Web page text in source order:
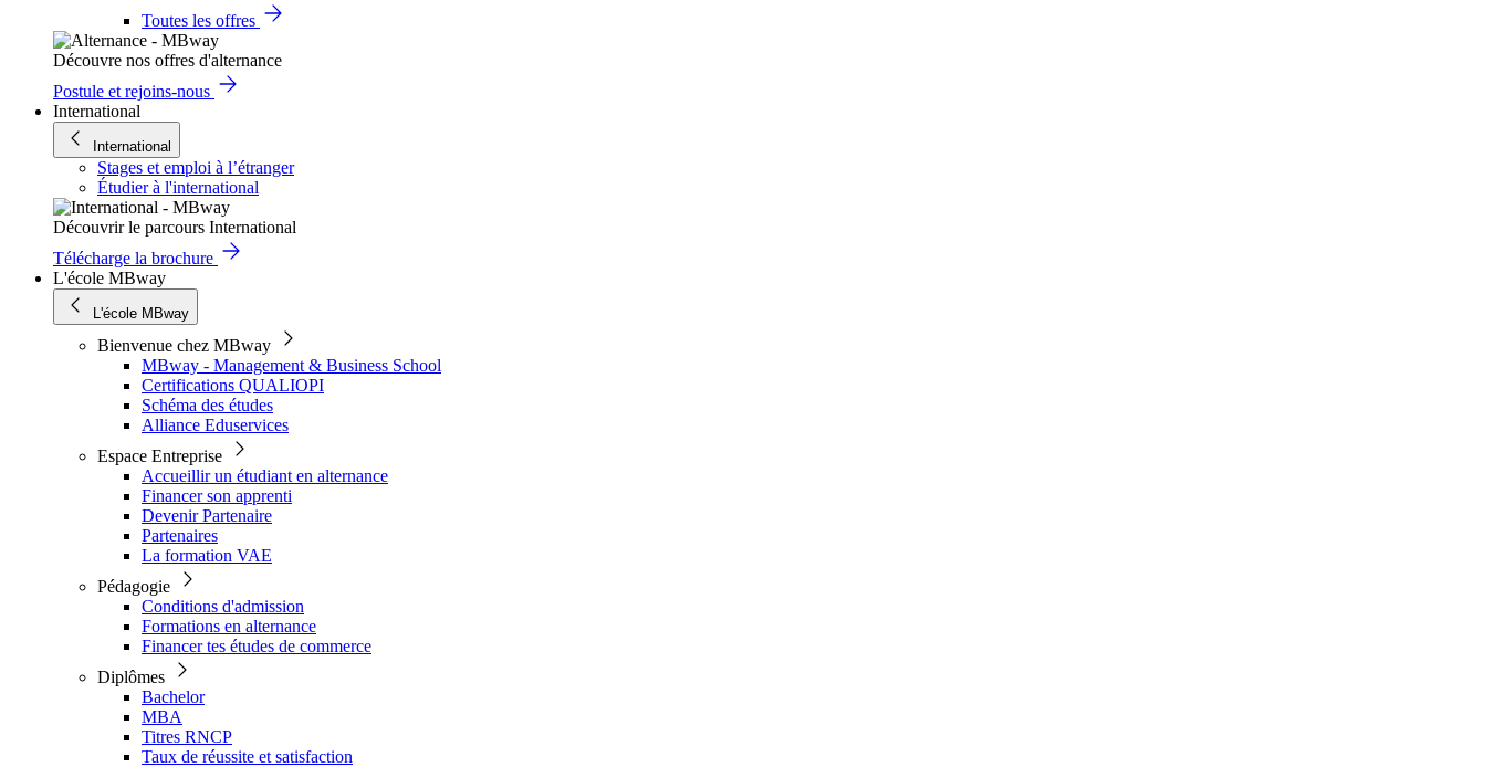
Toutes les offres
Découvre nos offres d'alternance
Postule et rejoins-nous
International
International
Stages et emploi à l’étranger
Étudier à l'international
Découvrir le parcours International
Télécharge la brochure
L'école MBway
L'école MBway
Bienvenue chez MBway
MBway - Management & Business School
Certifications QUALIOPI
Schéma des études
Alliance Eduservices
Espace Entreprise
Accueillir un étudiant en alternance
Financer son apprenti
Devenir Partenaire
Partenaires
La formation VAE
Pédagogie
Conditions d'admission
Formations en alternance
Financer tes études de commerce
Diplômes
Bachelor
MBA
Titres RNCP
Taux de réussite et satisfaction